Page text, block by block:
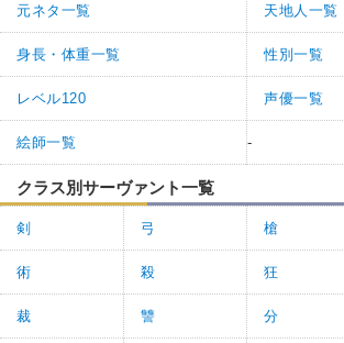
元ネタ一覧 天地人一覧
身長・体重一覧 性別一覧
レベル120 声優一覧
絵師一覧 -
クラス別サーヴァント一覧
剣 弓 槍
術 殺 狂
裁 讐 分